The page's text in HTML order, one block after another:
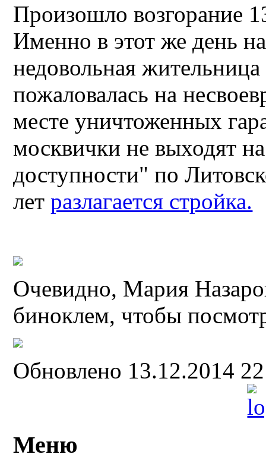
Произошло возгорание
Именно в этот же день
недовольная
пожаловалась на
месте уничтоженных
москвички не выходят
доступности" по
летразлагается стройка.
Очевидно, Мария
биноклем, чтобы
Обновлено 13.12.2014
Меню